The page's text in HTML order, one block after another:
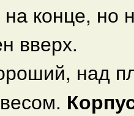
на конце,
вверх.
над